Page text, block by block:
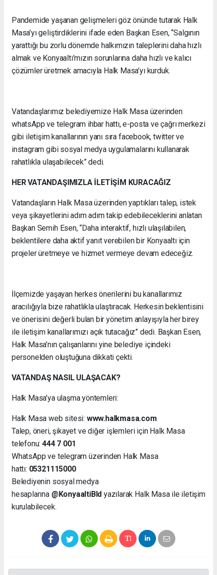
Pandemide yaşanan gelişmeleri göz önünde tutarak Halk
Masa’yı geliştirdiklerini ifade eden Başkan Esen, “Salgının
yarattığı bu zorlu dönemde halkımızın taleplerini daha hızlı
almak ve Konyaaltı’mızın sorunlarına daha hızlı ve kalıcı
çözümler üretmek amacıyla Halk Masa’yı kurduk.
Vatandaşlarımız belediyemize Halk Masa üzerinden
whatsApp ve telegram ihbar hattı, e-posta ve çağrı merkezi
gibi iletişim kanallarının yanı sıra facebook, twitter ve
instagram gibi sosyal medya uygulamalarını kullanarak
rahatlıkla ulaşabilecek” dedi.
HER VATANDAŞIMIZLA İLETİŞİM KURACAĞIZ
Vatandaşların Halk Masa üzerinden yaptıkları talep, istek
veya şikayetlerini adım adım takip edebileceklerini anlatan
Başkan Semih Esen, “Daha interaktif, hızlı ulaşılabilen,
beklentilere daha aktif yanıt verebilen bir Konyaaltı için
projeler üretmeye ve hizmet vermeye devam edeceğiz.
İlçemizde yaşayan herkes önerilerini bu kanallarımız
aracılığıyla bize rahatlıkla ulaştıracak. Herkesin beklentisini
ve önerisini değerli bulan bir yönetim anlayışıyla her birey
ile iletişim kanallarımızı açık tutacağız” dedi. Başkan Esen,
Halk Masa’nın çalışanlarını yine belediye içindeki
personelden oluştuğuna dikkati çekti.
VATANDAŞ NASIL ULAŞACAK?
Halk Masa’ya ulaşma yöntemleri:
Halk Masa web sitesi: www.halkmasa.com
Talep, öneri, şikayet ve diğer işlemleri için Halk Masa
telefonu:444 7 001
WhatsApp ve telegram üzerinden Halk Masa
hattı: 05321115000
Belediyenin sosyal medya
hesaplarına @KonyaaltiBld yazılarak Halk Masa ile iletişim
kurulabilecek.